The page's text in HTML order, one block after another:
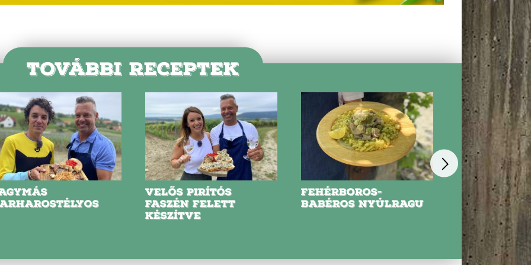
TOVÁBBI RECEPTEK
VELŐS PIRÍTÓS
FASZÉN FELETT
KÉSZÍTVE
FEHÉRBOROS-
BABÉROS NYÚLRAGU
NYARALÓS
HÚSOS